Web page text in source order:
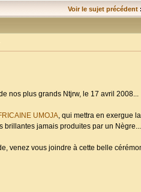
Voir le sujet précédent
nos plus grands Ntjrw, le 17 avril 2008...
UMOJA, qui mettra en exergue
brillantes jamais produites par un Nègre...
venez vous joindre à cette belle